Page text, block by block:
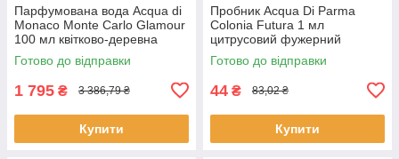
Парфумована вода Acqua di
Monaco Monte Carlo Glamour
100 мл квітково-деревна
нішева унісекс Акква ді
Монако
Готово до відправки
1 795 ₴ 3 386,79 ₴
Купити
Пробник Acqua Di Parma
Colonia Futura 1 мл
цитрусовий фужерний
унісекс розпив нішевих
парфумів Аква ді Парма
Готово до відправки
44 ₴ 83,02 ₴
Купити